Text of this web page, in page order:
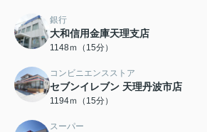
銀行
大和信用金庫天理支店
1148ｍ（15分）
コンビニエンスストア
セブンイレブン 天理丹波市店
1194ｍ（15分）
スーパー